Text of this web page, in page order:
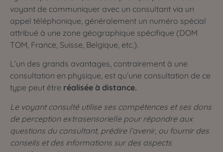
voyant de communiquer avec un consultant via un
appel téléphonique, généralement un numéro spécial
attribué à une zone géographique spécifique (DOM
TOM, France, Suisse, Belgique, etc.).
L’un des grands avantages, contrairement à une
consultation en physique, est qu’une consultation de ce
type peut être réalisée à distance.
Le voyant consulté utilise ses compétences et ses dons
de perception extrasensorielle pour répondre aux
questions du consultant, prédire l’avenir, ou fournir des
conseils et des informations sur des aspects